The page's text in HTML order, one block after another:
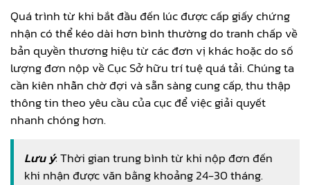
Quá trình từ khi bắt đầu đến lúc được cấp giấy chứng
nhận có thể kéo dài hơn bình thường do tranh chấp về
bản quyền thương hiệu từ các đơn vị khác hoặc do số
lượng đơn nộp về Cục Sở hữu trí tuệ quá tải. Chúng ta
cần kiên nhẫn chờ đợi và sẵn sàng cung cấp, thu thập
thông tin theo yêu cầu của cục để việc giải quyết
nhanh chóng hơn.
Lưu ý: Thời gian trung bình từ khi nộp đơn đến
khi nhận được văn bằng khoảng 24-30 tháng.